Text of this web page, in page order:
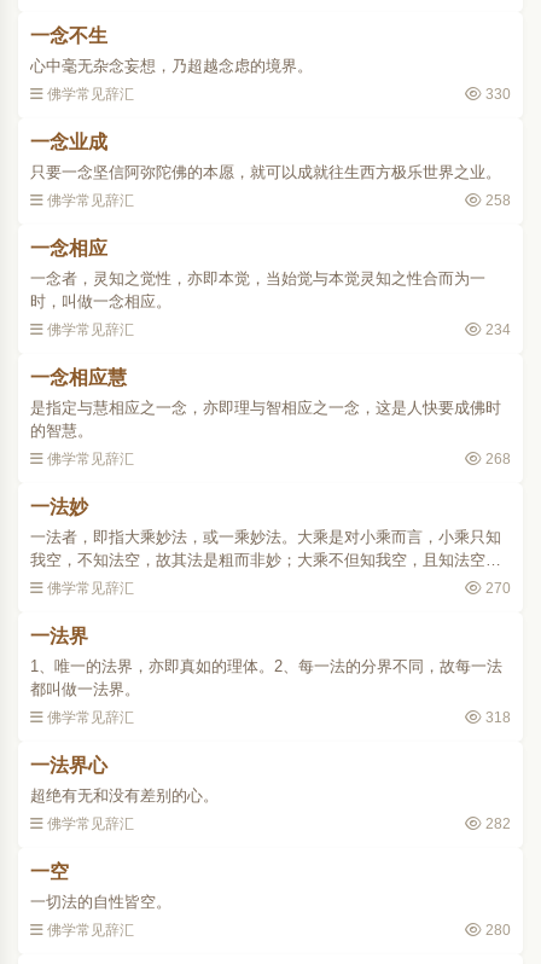
一念不生
心中毫无杂念妄想，乃超越念虑的境界。
佛学常见辞汇 330
一念业成
只要一念坚信阿弥陀佛的本愿，就可以成就往生西方极乐世界之业。
佛学常见辞汇 258
一念相应
一念者，灵知之觉性，亦即本觉，当始觉与本觉灵知之性合而为一
时，叫做一念相应。
佛学常见辞汇 234
一念相应慧
是指定与慧相应之一念，亦即理与智相应之一念，这是人快要成佛时
的智慧。
佛学常见辞汇 268
一法妙
一法者，即指大乘妙法，或一乘妙法。大乘是对小乘而言，小乘只知
我空，不知法空，故其法是粗而非妙；大乘不但知我空，且知法空，
更进而知诸法非空非有，不落空有，不离空有，入于中道，是妙而非
佛学常见辞汇 270
一法界
1、唯一的法界，亦即真如的理体。2、每一法的分界不同，故每一法
都叫做一法界。
佛学常见辞汇 318
一法界心
超绝有无和没有差别的心。
佛学常见辞汇 282
一空
一切法的自性皆空。
佛学常见辞汇 280